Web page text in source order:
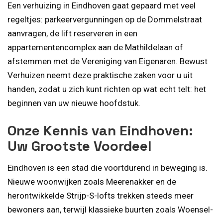
Een verhuizing in Eindhoven gaat gepaard met veel
regeltjes: parkeervergunningen op de Dommelstraat
aanvragen, de lift reserveren in een
appartementencomplex aan de Mathildelaan of
afstemmen met de Vereniging van Eigenaren. Bewust
Verhuizen neemt deze praktische zaken voor u uit
handen, zodat u zich kunt richten op wat echt telt: het
beginnen van uw nieuwe hoofdstuk.
Onze Kennis van Eindhoven:
Uw Grootste Voordeel
Eindhoven is een stad die voortdurend in beweging is.
Nieuwe woonwijken zoals Meerenakker en de
herontwikkelde Strijp-S-lofts trekken steeds meer
bewoners aan, terwijl klassieke buurten zoals Woensel-